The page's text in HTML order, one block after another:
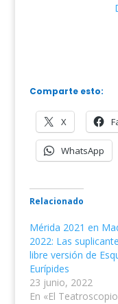
Comparte esto:
X
WhatsApp
Relacionado
Mérida 2021 en
2022: Las
libre versión de
Eurípides
23 junio, 2022
En «El